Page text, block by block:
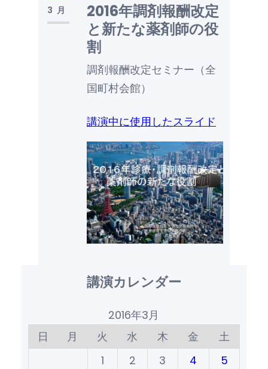
3月
2016年調剤報酬改定
と新たな薬剤師の役
割
調剤報酬改定セミナー（全
国町村会館）
講演中に使用したスライド
講演カレンダー
2016年3月
日
月 火 水 木 金
土
1
2 3 4
5